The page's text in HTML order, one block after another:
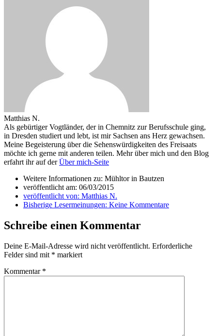
Matthias N.
Als gebürtiger Vogtländer, der in Chemnitz zur Berufsschule ging,
in Dresden studiert und lebt, ist mir Sachsen ans Herz gewachsen.
Meine Begeisterung über die Sehenswürdigkeiten des Freisaats
möchte ich gerne mit anderen teilen. Mehr über mich und den Blog
erfahrt ihr auf derÜber mich-Seite
Weitere Informationen zu: Mühltor in Bautzen
veröffentlicht am: 06/03/2015
veröffentlicht von: Matthias N.
Bisherige Lesermeinungen: Keine Kommentare
Schreibe einen Kommentar
Deine E-Mail-Adresse wird nicht veröffentlicht. Erforderliche
Felder sind mit * markiert
Kommentar *